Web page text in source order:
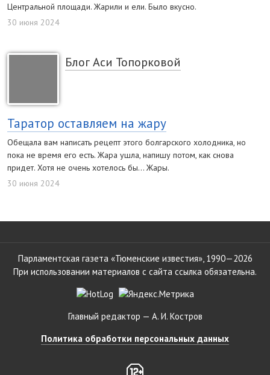
Центральной площади. Жарили и ели. Было вкусно.
30 июня 2024
Блог Аси Топорковой
Таратор оставляем на жару
Обещала вам написать рецепт этого болгарского холодника, но
пока не время его есть. Жара ушла, напишу потом, как снова
придет. Хотя не очень хотелось бы… Жары.
30 июня 2024
Парламентская газета «Тюменские известия», 1990—2026
При использовании материалов с сайта ссылка обязательна.
Главный редактор — А. И. Костров
Политика обработки персональных данных